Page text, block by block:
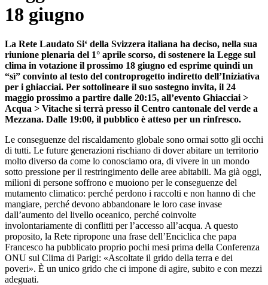
18 giugno
La Rete Laudato Si‘ della Svizzera italiana ha deciso, nella sua
riunione plenaria del 1° aprile scorso, di sostenere la Legge sul
clima in votazione il prossimo 18 giugno ed esprime quindi un
“sì” convinto al testo del controprogetto indiretto dell’Iniziativa
per i ghiacciai. Per sottolineare il suo sostegno invita, il 24
maggio prossimo a partire dalle 20:15, all’evento Ghiacciai >
Acqua > Vitache si terrà presso il Centro cantonale del verde a
Mezzana. Dalle 19:00, il pubblico è atteso per un rinfresco.
Le conseguenze del riscaldamento globale sono ormai sotto gli occhi
di tutti. Le future generazioni rischiano di dover abitare un territorio
molto diverso da come lo conosciamo ora, di vivere in un mondo
sotto pressione per il restringimento delle aree abitabili. Ma già oggi,
milioni di persone soffrono e muoiono per le conseguenze del
mutamento climatico: perché perdono i raccolti e non hanno di che
mangiare, perché devono abbandonare le loro case invase
dall’aumento del livello oceanico, perché coinvolte
involontariamente di conflitti per l’accesso all’acqua. A questo
proposito, la Rete ripropone una frase dell’Enciclica che papa
Francesco ha pubblicato proprio pochi mesi prima della Conferenza
ONU sul Clima di Parigi: «Ascoltate il grido della terra e dei
poveri». È un unico grido che ci impone di agire, subito e con mezzi
adeguati.